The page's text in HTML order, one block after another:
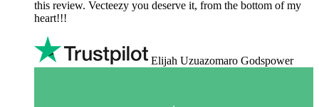
this review. Vecteezy you deserve it, from the bottom of my
heart!!!
Elijah Uzuazomaro Godspower